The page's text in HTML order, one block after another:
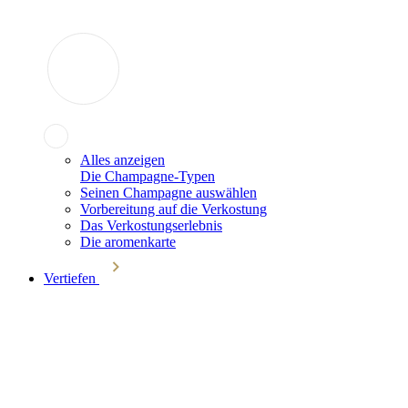
Alles anzeigen
Die Champagne-Typen
Seinen Champagne auswählen
Vorbereitung auf die Verkostung
Das Verkostungserlebnis
Die aromenkarte
Vertiefen